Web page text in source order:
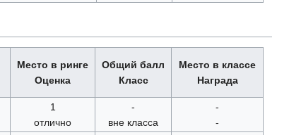
Место в ринге
Оценка
Общий балл
Класс
Место в классе
Награда
1
отлично
-
вне класса
-
-